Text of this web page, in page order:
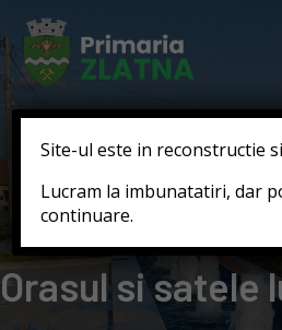
Orasul si satele
Site-ul este in reconstructie
Lucram la imbunatatiri, dar
continuare.